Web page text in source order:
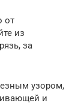
от
из
за
узором,
и